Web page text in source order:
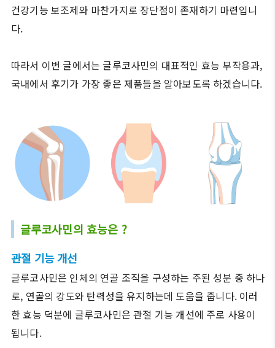
건강기능 보조제와 마찬가지로 장단점이 존재하기 마련입니
다.
따라서 이번 글에서는 글루코사민의 대표적인 효능 부작용과,
국내에서 후기가 가장 좋은 제품들을 알아보도록 하겠습니다.
글루코사민의 효능은 ?
관절 기능 개선
글루코사민은 인체의 연골 조직을 구성하는 주된 성분 중 하나
로, 연골의 강도와 탄력성을 유지하는데 도움을 줍니다. 이러
한 효능 덕분에 글루코사민은 관절 기능 개선에 주로 사용이
됩니다.